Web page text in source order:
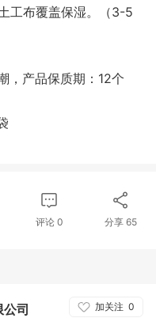
工布覆盖保湿。（3-5
，产品保质期：12个
评论0 分享 65
加关注 0
司